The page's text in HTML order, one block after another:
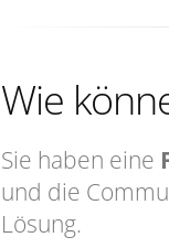
Wie
Sie haben eine
und die
Lösung.